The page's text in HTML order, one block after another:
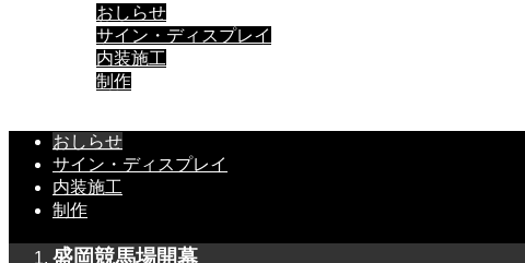
おしらせ
サイン・ディスプレイ
内装施工
制作
おしらせ
サイン・ディスプレイ
内装施工
制作
盛岡競馬場開幕